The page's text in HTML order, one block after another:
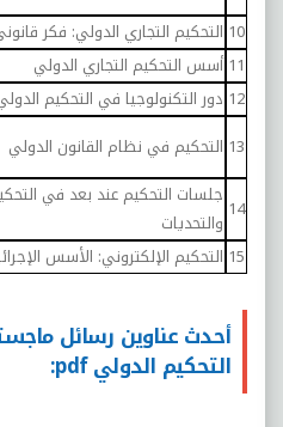
10 التحكيم التجاري الدولي: فكر
11 أسس التحكيم التجاري الدولي
12 دور التكنولوجيا في التحكيم
13 التحكيم في نظام القانون الدولي
14 جلسات التحكيم عند بعد في
والتحديات
15 التحكيم الإلكتروني: الأسس
أحدث عناوين رسائل
التحكيم الدولي pdf: